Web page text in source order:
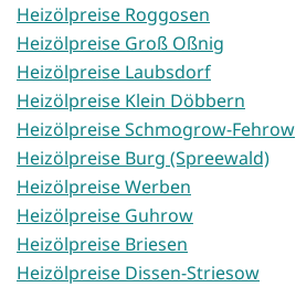
Heizölpreise Roggosen
Heizölpreise Groß Oßnig
Heizölpreise Laubsdorf
Heizölpreise Klein Döbbern
Heizölpreise Schmogrow-Fehrow
Heizölpreise Burg (Spreewald)
Heizölpreise Werben
Heizölpreise Guhrow
Heizölpreise Briesen
Heizölpreise Dissen-Striesow